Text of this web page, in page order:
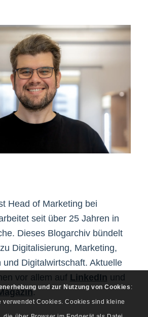
Head of Marketing bei
seit über 25 Jahren in
Dieses Blogarchiv bündelt
Digitalisierung, Marketing,
und Digitalwirtschaft. Aktuelle
vor allem auf LinkedIn und
. und zur Nutzung von Cookies :
verwendet Cookies. Cookies sind kleine